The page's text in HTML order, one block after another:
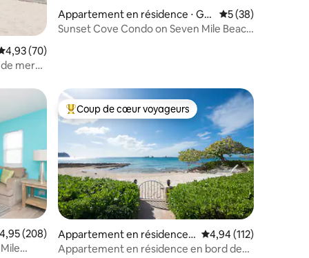
: 5 sur 5
moyenne sur la base de 70 commentaires : 4,93 sur 5
4,93 (70)
mer
Appartement en résidence ⋅ Ge
orge Town
Évaluation
5 (38)
Sunset Cove Condo on Seven Mile Beach
: 4,98 sur 5
appréciés
moyenne sur la base de 208 commentaires : 4,95 sur 5
4,95 (208)
Coups de cœur voyageurs les plus appréciés
Coup de cœur voyageurs
Appartement en résidence ⋅
George Town
Évaluation moyenne
4,94 (112)
Appartement en résidence en bord de